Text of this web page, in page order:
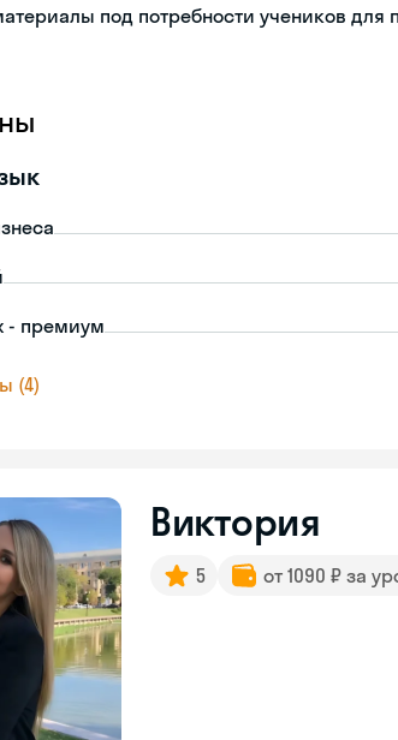
под потребности учеников для
- премиум
(4)
Виктория
5 от 1090 ₽ за